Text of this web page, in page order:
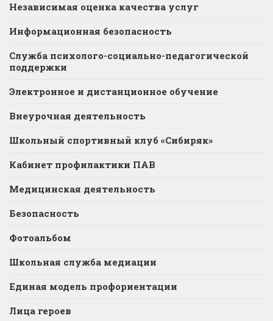
Независимая оценка качества услуг
Информационная безопасность
Служба психолого-социально-педагогической
поддержки
Электронное и дистанционное обучение
Внеурочная деятельность
Школьный спортивный клуб «Сибиряк»
Кабинет профилактики ПАВ
Медицинская деятельность
Безопасность
Фотоальбом
Школьная служба медиации
Единая модель профориентации
Лица героев